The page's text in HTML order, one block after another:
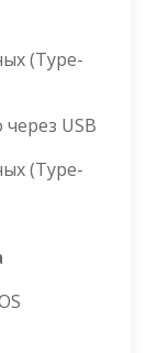
(Type-
USB
(Type-